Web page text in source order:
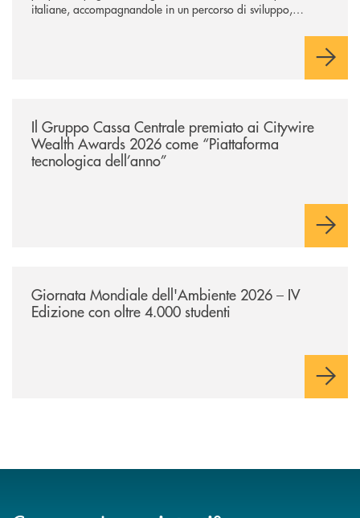
italiane, accompagnandole in un percorso di sviluppo,
Il Gruppo Cassa Centrale premiato ai Citywire
Wealth Awards 2026 come “Piattaforma
tecnologica dell’anno”
Giornata Mondiale dell'Ambiente 2026 – IV
Edizione con oltre 4.000 studenti